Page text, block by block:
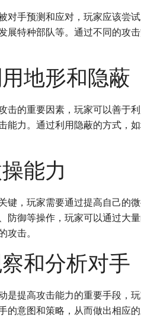
对手预测和应对，玩家应该尝
展特种部队等。通过不同的攻
地形和隐蔽
击的重要因素，玩家可以善于
能力。通过利用隐蔽的方式，
能力
键，玩家需要通过提高自己的
防御等操作，玩家可以通过大
攻击。
和分析对手
是提高攻击能力的重要手段，
的意图和策略，从而做出相应的